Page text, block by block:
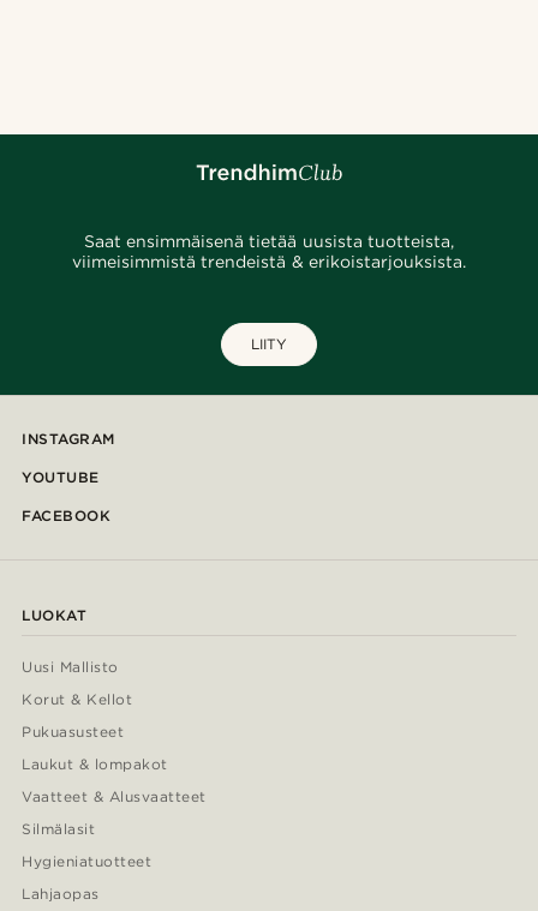
Saat ensimmäisenä tietää uusista tuotteista,
viimeisimmistä trendeistä & erikoistarjouksista.
LIITY
INSTAGRAM
YOUTUBE
FACEBOOK
LUOKAT
Uusi Mallisto
Korut & Kellot
Pukuasusteet
Laukut & lompakot
Vaatteet & Alusvaatteet
Silmälasit
Hygieniatuotteet
Lahjaopas